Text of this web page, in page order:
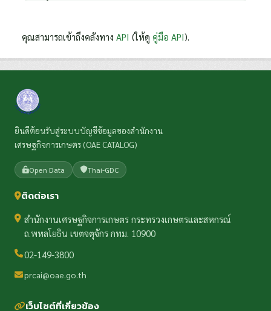
คุณสามารถเข้าถึงคลังทาง API (ให้ดู คู่มือ API).
ยินดีต้อนรับสู่ระบบบัญชีข้อมูลของสำนักงาน
เศรษฐกิจการเกษตร (OAE CATALOG)
Open Data Thai-GDC
ติดต่อเรา
สำนักงานเศรษฐกิจการเกษตร กระทรวงเกษตรและสหกรณ์
ถ.พหลโยธิน เขตจตุจักร กทม. 10900
02-149-3800
prcai@oae.go.th
เว็บไซต์ที่เกี่ยวข้อง